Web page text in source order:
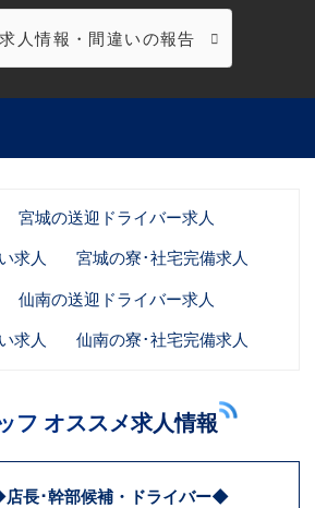
人情報・間違いの報告
宮城の送迎ドライバー求人
求人
宮城の寮･社宅完備求人
仙南の送迎ドライバー求人
求人
仙南の寮･社宅完備求人
フ オススメ求人情報
長･幹部候補・ドライバー◆